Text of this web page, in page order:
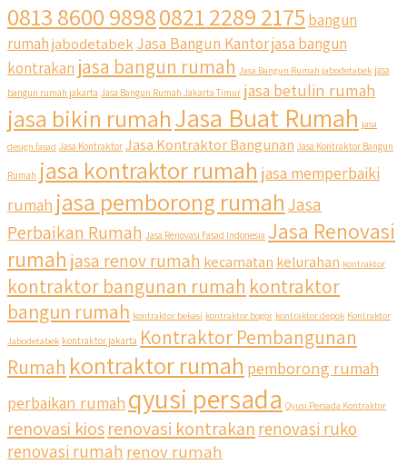
0813 8600 98980821 2289 2175 bangun
rumahjabodetabek Jasa Bangun Kantorjasa bangun
kontrakan jasa bangun rumah Jasa Bangun Rumah jabodetabek jasa
bangun rumah jakarta Jasa Bangun Rumah Jakarta Timur jasa betulin rumah
jasa bikin rumahJasa Buat Rumah jasa
design fasad Jasa Kontraktor Jasa Kontraktor Bangunan Jasa Kontraktor Bangun
Rumah jasa kontraktor rumah jasa memperbaiki
rumah jasa pemborong rumahJasa
Perbaikan Rumah Jasa Renovasi Fasad Indonesia Jasa Renovasi
rumah jasa renov rumah kecamatan kelurahan kontraktor
kontraktor bangunan rumah kontraktor
bangun rumah kontraktor bekasi kontraktor bogor kontraktor depok Kontraktor
Jabodetabek kontraktor jakarta Kontraktor Pembangunan
Rumah kontraktor rumah pemborong rumah
perbaikan rumah qyusi persada Qyusi Persada Kontraktor
renovasi kiosrenovasi kontrakanrenovasi ruko
renovasi rumah renov rumah